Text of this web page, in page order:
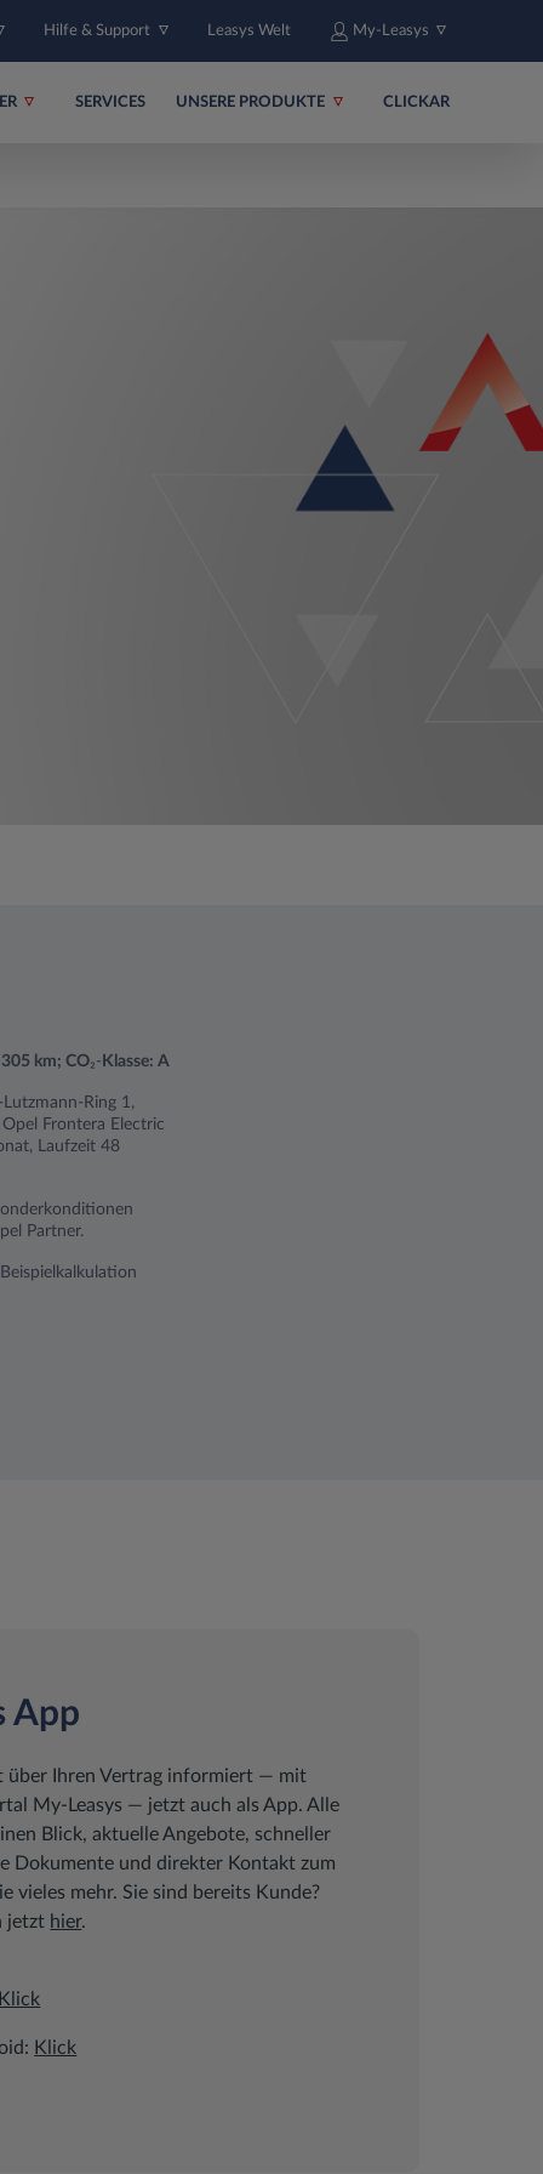
Hilfe & Support Leasys Welt My-Leasys
SERVICES UNSERE PRODUKTE CLICKAR
km; CO₂- Klasse: A
Ring 1,
Frontera Electric
Laufzeit 48
Partner.
App
über Ihren Vertrag informiert ― mit
My-Leasys ― jetzt auch als App. Alle
Blick, aktuelle Angebote, schneller
Dokumente und direkter Kontakt zum
vieles mehr. Sie sind bereits Kunde?
jetzt hier.
Klick